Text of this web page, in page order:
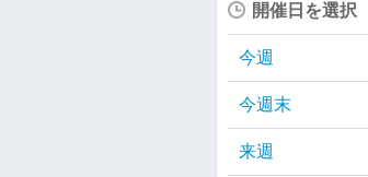
開催日を選択
今週
今週末
来週